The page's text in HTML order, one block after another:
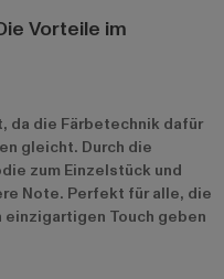
Vorteile im
da die Färbetechnik dafür
gleicht. Durch die
zum Einzelstück und
Note. Perfekt für alle, die
Touch geben